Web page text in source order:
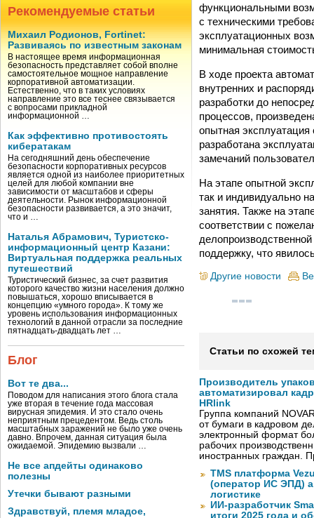
Рекомендуемые статьи
Михаил Родионов, Fortinet:
Развиваясь по известным законам
В настоящее время информационная
безопасность представляет собой вполне
самостоятельное мощное направление
корпоративной автоматизации.
Естественно, что в таких условиях
направление это все теснее связывается
с вопросами прикладной
информационной …
Как эффективно противостоять
кибератакам
На сегодняшний день обеспечение
безопасности корпоративных ресурсов
является одной из наиболее приоритетных
целей для любой компании вне
зависимости от масштабов и сферы
деятельности. Рынок информационной
безопасности развивается, а это значит,
что и …
Наталья Абрамович, Туристско-
информационный центр Казани:
Виртуальная поддержка реальных
путешествий
Туристический бизнес, за счет развития
которого качество жизни населения должно
повышаться, хорошо вписывается в
концепцию «умного города». К тому же
уровень использования информационных
технологий в данной отрасли за последние
пятнадцать-двадцать лет …
Блог
Вот те два...
Поводом для написания этого блога стала
уже вторая в течение года массовая
вирусная эпидемия. И это стало очень
неприятным прецедентом. Ведь столь
масштабных заражений не было уже очень
давно. Впрочем, данная ситуация была
ожидаемой. Эпидемию вызвали …
Не все апдейты одинаково
полезны
Утечки бывают разными
Здравствуй, племя младое,
функциональными
с техническими
эксплуатационных
минимальная
В ходе проекта
внутренних и
разработки до
процессов,
опытная
разработана
замечаний
На этапе опытной
так и индивидуально
занятия. Также на
соответствии с
поддержку, что
Другие новости
Статьи по схожей
Производитель
автоматизировал
HRlink
Группа компаний
от бумаги в кадровом
электронный формат
рабочих
иностранных граждан.
TMS платформа
(оператор ИС ЭПД)
логистике
ИИ-разработчик
итоги 2025 года и